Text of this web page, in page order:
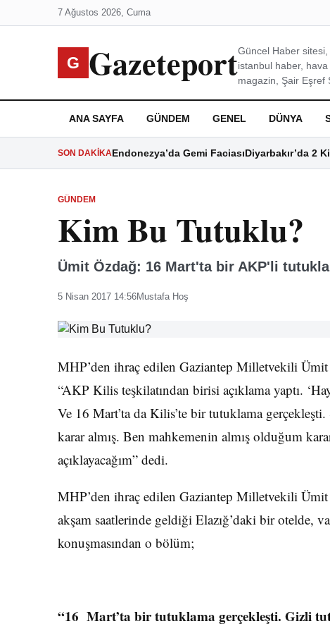
7 Ağustos 2026, Cuma
G GazeteportGüncel Haber
istanbul haber,
magazin, Şair Eşref
ANA SAYFA GÜNDEM GENEL DÜNYA
SON DAKIKAEndonezya’da Gemi FaciasıDiyarbakır’da 2
GÜNDEM
Kim Bu Tutuklu?
Ümit Özdağ: 16 Mart'ta bir AKP'li
5 Nisan 2017 14:56Mustafa Hoş
MHP’den ihraç edilen Gaziantep Milletvekili
“AKP Kilis teşkilatından birisi açıklama yaptı.
Ve 16 Mart’ta da Kilis’te bir tutuklama
karar almış. Ben mahkemenin almış olduğum
açıklayacağım” dedi.
MHP’den ihraç edilen Gaziantep Milletvekili Ümit
akşam saatlerinde geldiği Elazığ’daki bir otelde,
konuşmasından o bölüm;
“16 Mart’ta bir tutuklama gerçekleşti. Gizli